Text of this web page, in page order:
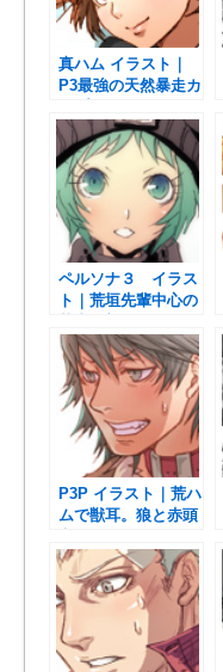
真ハム イラスト｜
P3最強の天然暴走カ
ペルソナ３ イラス
ト｜荒垣先輩中心の
P3P イラスト｜荒ハ
ムで獣耳。狼と赤頭